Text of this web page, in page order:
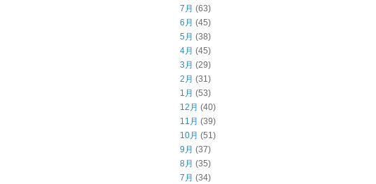
7月 (63)
6月 (45)
5月 (38)
4月 (45)
3月 (29)
2月 (31)
1月 (53)
12月 (40)
11月 (39)
10月 (51)
9月 (37)
8月 (35)
7月 (34)